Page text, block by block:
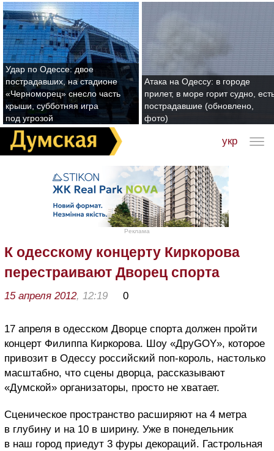
Удар по Одессе: двое
пострадавших, на стадионе
«Черноморец» снесло часть
крыши, субботняя игра
под угрозой
Атака на Одессу: в городе
прилет, в море горит судно,
пострадавшие (обновлено,
фото)
укр
Реклама
К одесскому концерту Киркорова
перестраивают Дворец спорта
15 апреля 2012, 12:19 0
17 апреля в одесском Дворце спорта должен пройти
концерт Филиппа Киркорова. Шоу «ДруGOY», которое
привозит в Одессу российский поп-король, настолько
масштабно, что сцены дворца, рассказывают
«Думской» организаторы, просто не хватает.
Сценическое пространство расширяют на 4 метра
в глубину и на 10 в ширину. Уже в понедельник
в наш город приедут 3 фуры декораций. Гастрольная